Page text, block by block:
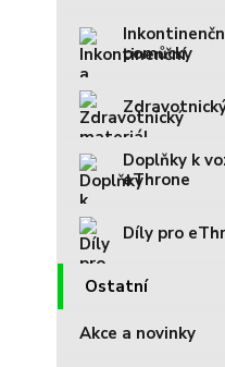
pomůcky
Doplňky k
eThrone
Díly pro
Ostatní
Akce a novinky